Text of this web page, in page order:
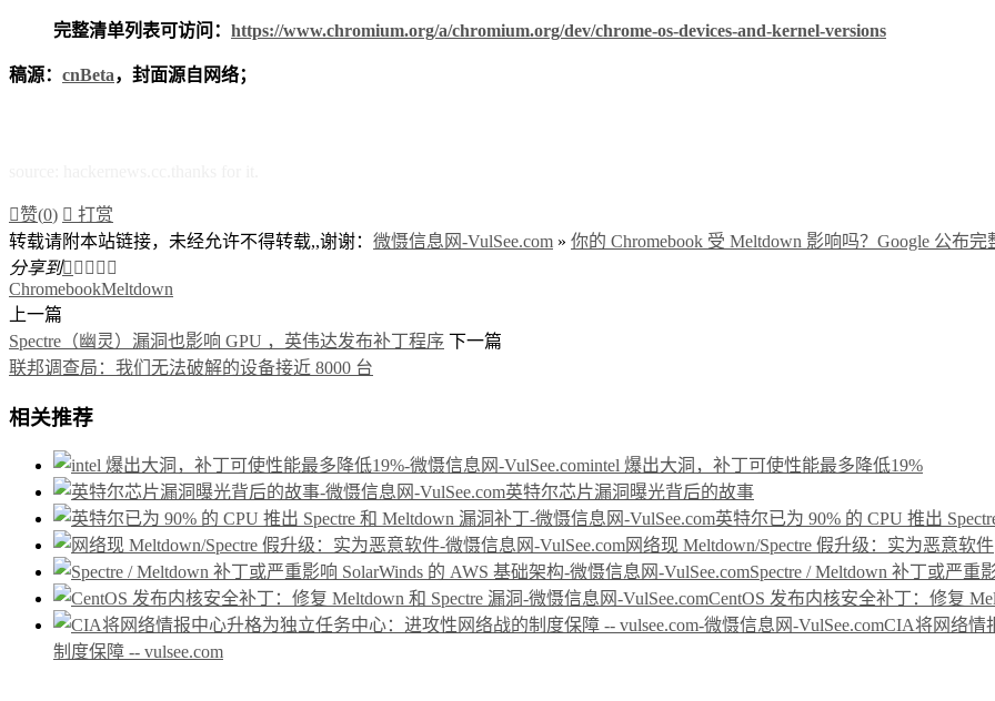
完整清单列表可访问： https://www.chromium.org/a/chromium.org/dev/chrome-os-devices-and-kernel-versions
稿源： cnBeta，封面源自网络；
赞(0)  打赏
转载请附本站链接，未经允许不得转载,,谢谢： 微慑信息网-VulSee.com » 你的 Chromebook 受 Meltdown 影响吗？Google 公布完
分享到    
ChromebookMeltdown
上一篇
Spectre（幽灵）漏洞也影响 GPU ，英伟达发布补丁程序 下一篇
联邦调查局：我们无法破解的设备接近 8000 台
相关推荐
intel 爆出大洞，补丁可使性能最多降低19%
英特尔芯片漏洞曝光背后的故事
英特尔已为 90% 的 CPU 推出
网络现 Meltdown/Spectre 假升级：实为恶意软件
Spectre / Meltdown 补丁或严重
CentOS 发布内核安全补丁：修复
CIA将网络情
制度保障 -- vulsee.com